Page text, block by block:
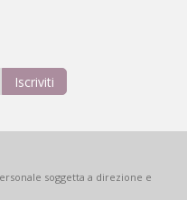
Iscriviti
soggetta a direzione e